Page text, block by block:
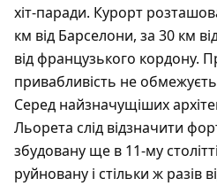
хіт-паради. Курорт
км від Барселони, за 30 км
від французького кордону.
привабливість не
Серед найзначущіших
Льорета слід відзначити
збудовану ще в 11-му
руйновану і стільки ж разів